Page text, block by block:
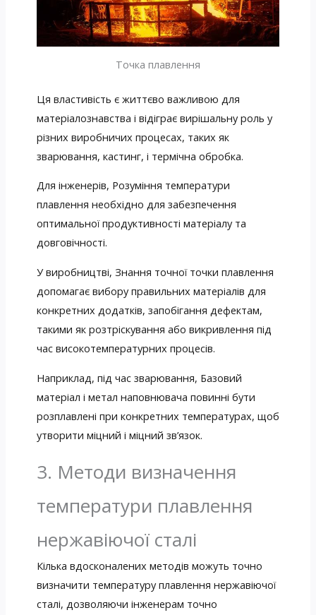
Точка плавлення
Ця властивість є життєво важливою для
матеріалознавства і відіграє вирішальну роль у
різних виробничих процесах, таких як
зварювання, кастинг, і термічна обробка.
Для інженерів, Розуміння температури
плавлення необхідно для забезпечення
оптимальної продуктивності матеріалу та
довговічності.
У виробництві, Знання точної точки плавлення
допомагає вибору правильних матеріалів для
конкретних додатків, запобігання дефектам,
такими як розтріскування або викривлення під
час високотемпературних процесів.
Наприклад, під час зварювання, Базовий
матеріал і метал наповнювача повинні бути
розплавлені при конкретних температурах, щоб
утворити міцний і міцний зв’язок.
3. Методи визначення
температури плавлення
нержавіючої сталі
Кілька вдосконалених методів можуть точно
визначити температуру плавлення нержавіючої
сталі, дозволяючи інженерам точно